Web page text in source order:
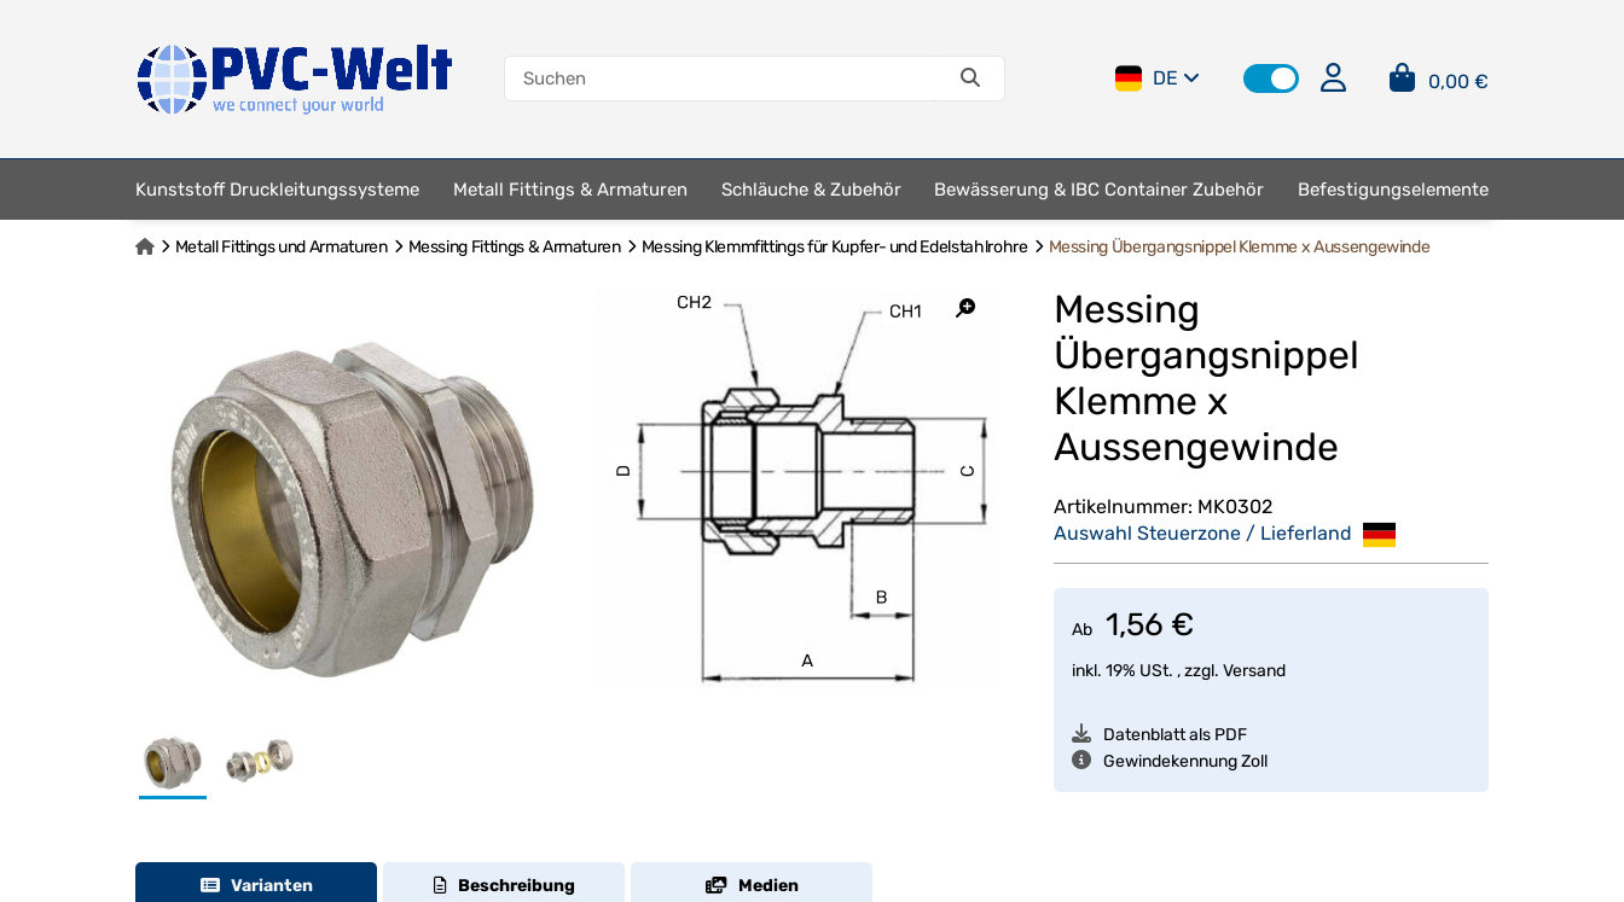
DE 0,00 €
Kunststoff Druckleitungssysteme Metall Fittings & Armaturen Schläuche & Zubehör Bewässerung & IBC Container Zubehör Befestigungselemente
Metall Fittings und Armaturen Messing Fittings & Armaturen Messing Klemmfittings für Kupfer- und Edelstahlrohre Messing Übergangsnippel Klemme x Aussengewinde
Messing
Übergangsnippel
Klemme x
Aussengewinde
Artikelnummer: MK0302
Auswahl Steuerzone / Lieferland
Ab 1,56 €
inkl. 19% USt. , zzgl. Versand
Datenblatt als PDF
Gewindekennung Zoll
Varianten Beschreibung Medien